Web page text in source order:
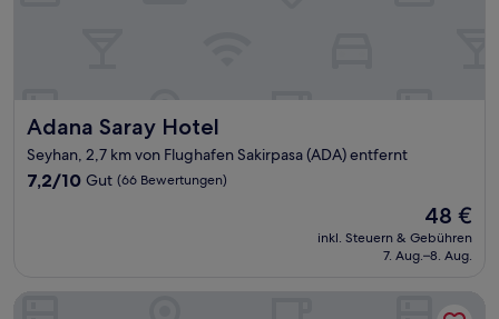
Adana Saray Hotel
Adana Saray Hotel
Seyhan, 2,7 km von Flughafen Sakirpasa (ADA) entfernt
7.2
7,2/10 Gut (66 Bewertungen)
Der
Preis
beträgt
48 €
inkl. Steuern & Gebühren
7. Aug.–8. Aug.